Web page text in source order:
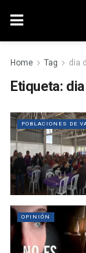
Home Tag dia
Etiqueta:
POBLACIONES DE
OPINIÓN